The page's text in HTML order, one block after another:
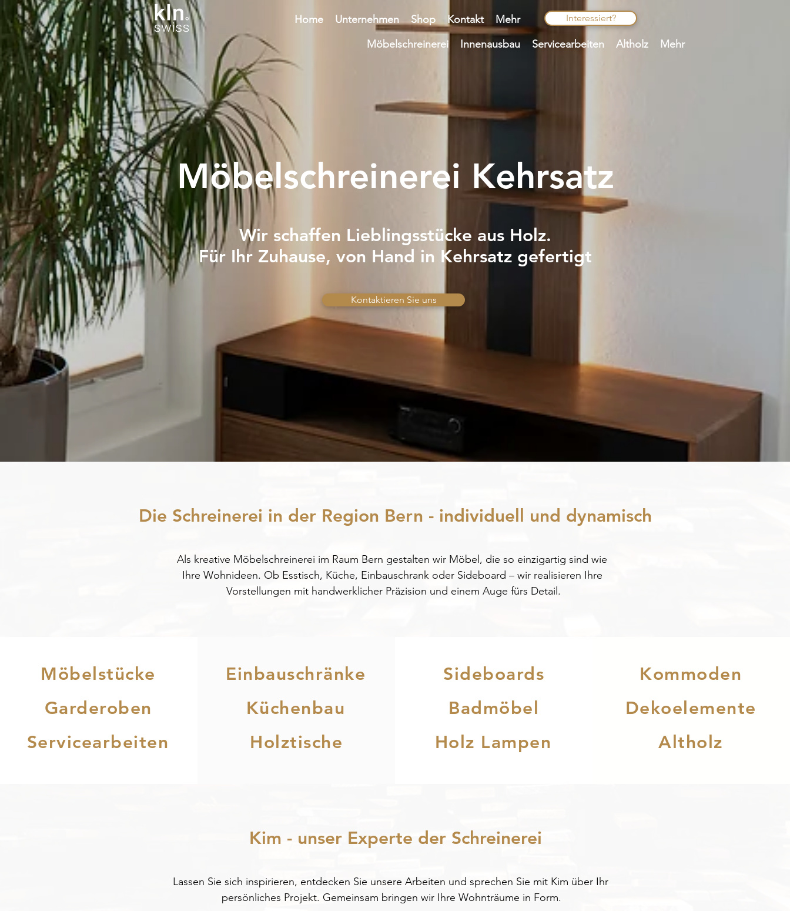
Home Unternehmen Shop Kontakt Mehr Interessiert?
Möbelschreinerei Innenausbau Servicearbeiten Altholz Mehr
Möbelschreinerei Kehrsatz
Wir schaffen Lieblingsstücke aus Holz.
Für Ihr Zuhause, von Hand in Kehrsatz gefertigt
Kontaktieren Sie uns
Die Schreinerei in der Region Bern - individuell und dynamisch
Als kreative Möbelschreinerei im Raum Bern gestalten wir Möbel, die so einzigartig sind wie
Ihre Wohnideen. Ob Esstisch, Küche, Einbauschrank oder Sideboard – wir realisieren Ihre
Vorstellungen mit handwerklicher Präzision und einem Auge fürs Detail.
Möbelstücke
Garderoben
Servicearbeiten
Einbauschränke
Küchenbau
Holztische
Sideboards
Badmöbel
Holz Lampen
Kommoden
Dekoelemente
Altholz
Kim - unser Experte der Schreinerei
Lassen Sie sich inspirieren, entdecken Sie unsere Arbeiten und sprechen Sie mit Kim über Ihr
persönliches Projekt. Gemeinsam bringen wir Ihre Wohnträume in Form.